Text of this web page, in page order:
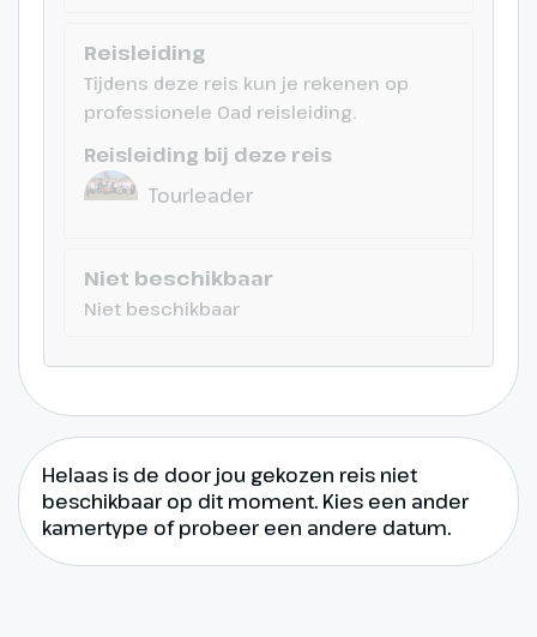
Reisleiding
Tijdens deze reis kun je rekenen op
professionele Oad reisleiding.
Reisleiding bij deze reis
Tourleader
Niet beschikbaar
Niet beschikbaar
Helaas is de door jou gekozen reis niet
beschikbaar op dit moment. Kies een ander
kamertype of probeer een andere datum.